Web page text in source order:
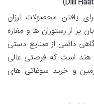
یافتن محصولات ارزان
پر از رستوران ها و مغازه
دائمی از صنایع دستی
هند است که فرصتی عالی
و خرید سوغاتی های